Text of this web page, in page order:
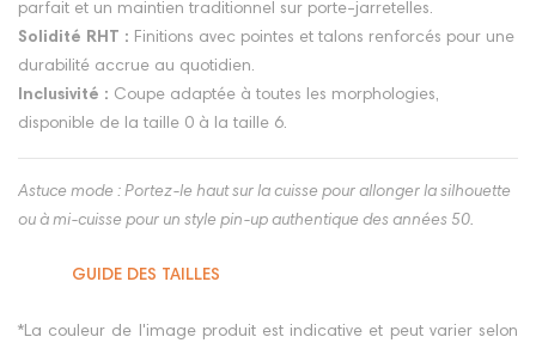
parfait et un maintien traditionnel sur porte-jarretelles.
Solidité RHT : Finitions avec pointes et talons renforcés pour une
durabilité accrue au quotidien.
Inclusivité : Coupe adaptée à toutes les morphologies,
disponible de la taille 0 à la taille 6.
Astuce mode : Portez-le haut sur la cuisse pour allonger la silhouette
ou à mi-cuisse pour un style pin-up authentique des années 50.
GUIDE DES TAILLES
*La couleur de l'image produit est indicative et peut varier selon